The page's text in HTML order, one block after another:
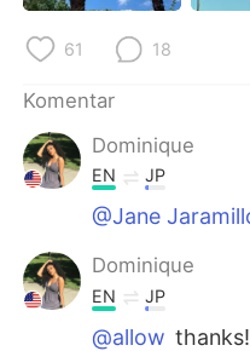
Deutsch
한국어
ไทย
Türkçe
Português
61 18
Komentar
Dominique
EN JP
@Jane
Dominique
EN JP
@allow